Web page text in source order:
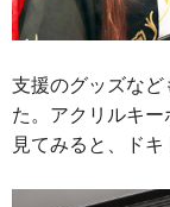
支援のグッズな
た。アクリルキ
見てみると、ドキ